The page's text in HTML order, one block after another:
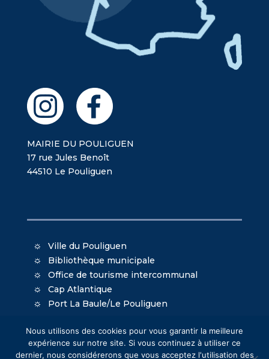
MAIRIE DU POULIGUEN
17 rue Jules Benoît
44510 Le Pouliguen
Ville du Pouliguen
Bibliothèque municipale
Office de tourisme intercommunal
Cap Atlantique
Port La Baule/Le Pouliguen
Nous utilisons des cookies pour vous garantir la meilleure
expérience sur notre site. Si vous continuez à utiliser ce
dernier, nous considérerons que vous acceptez l'utilisation des